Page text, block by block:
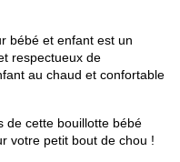
bébé et enfant est un
respectueux de
au chaud et confortable
de cette bouillotte bébé
votre petit bout de chou !